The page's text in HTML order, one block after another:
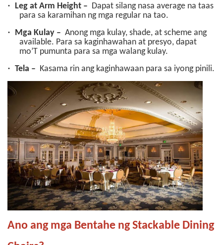
· Leg at Arm Height – Dapat silang nasa average na taas
para sa karamihan ng mga regular na tao.
· Mga Kulay – Anong mga kulay, shade, at scheme ang
available. Para sa kaginhawahan at presyo, dapat
mo’T pumunta para sa mga walang kulay.
· Tela – Kasama rin ang kaginhawaan para sa iyong pinili.
Ano ang mga Bentahe ng Stackable Dining